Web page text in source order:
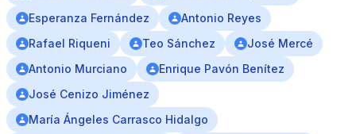
Esperanza Fernández
Antonio Reyes
Rafael Riqueni
Teo Sánchez
José Mercé
Antonio Murciano
Enrique Pavón Benítez
José Cenizo Jiménez
María Ángeles Carrasco Hidalgo